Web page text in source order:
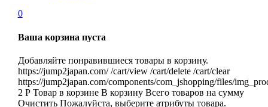
0
Ваша корзина пуста
Добавляйте понравившиеся товары в корзину.
https://jump2japan.com/ /cart/view /cart/delete /cart/clear
https://jump2japan.com/components/com_jshopping/files/
2 Р Товар в корзине В корзину Всего товаров на сумму
Очистить Пожалуйста, выберите атрибуты товара.